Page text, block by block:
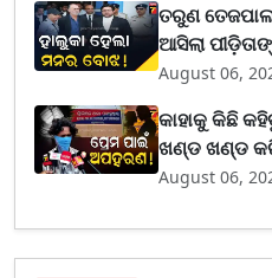
ତରୁଣ
ଆସିଲା
August 06,
କାହାକୁ କିଛି
ଖଣ୍ଡ ଖଣ୍ଡ
August 06,